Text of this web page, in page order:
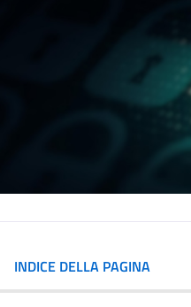
INDICE DELLA PAGINA